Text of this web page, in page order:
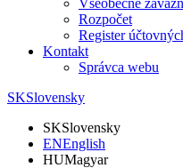
Všeobecne
Rozpočet
Register
Kontakt
Správca webu
SKSlovensky
SKSlovensky
ENEnglish
HUMagyar